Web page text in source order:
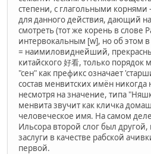
степени, с глагольными
для данного действия, дающий
смотреть (тот же корень в слове
интервокальным [w], но об этом
= наимиловиднейший,
китайского 好看, только
"сен" как префикс означает
состав менвитских имён никогда
несмотря на значение, типа
менвита звучит как кличка
человеческое имя. На самом
Ильсора второй слог был другой,
заслуги в качестве рабской
первой.